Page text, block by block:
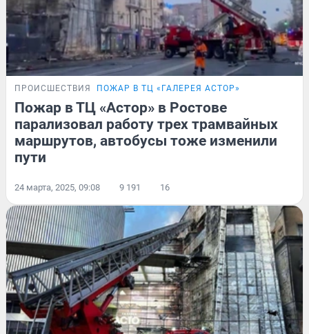
ПРОИСШЕСТВИЯ ПОЖАР В ТЦ «ГАЛЕРЕЯ АСТОР»
Пожар в ТЦ «Астор» в Ростове
парализовал работу трех трамвайных
маршрутов, автобусы тоже изменили
пути
24 марта, 2025, 09:08 9 191 16